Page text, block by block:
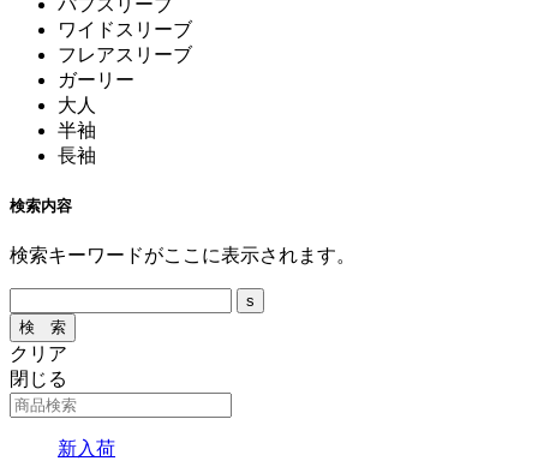
ワイドスリーブ
フレアスリーブ
ガーリー
大人
半袖
長袖
検索内容
検索キーワードがここに表示されます。
クリア
閉じる
新入荷